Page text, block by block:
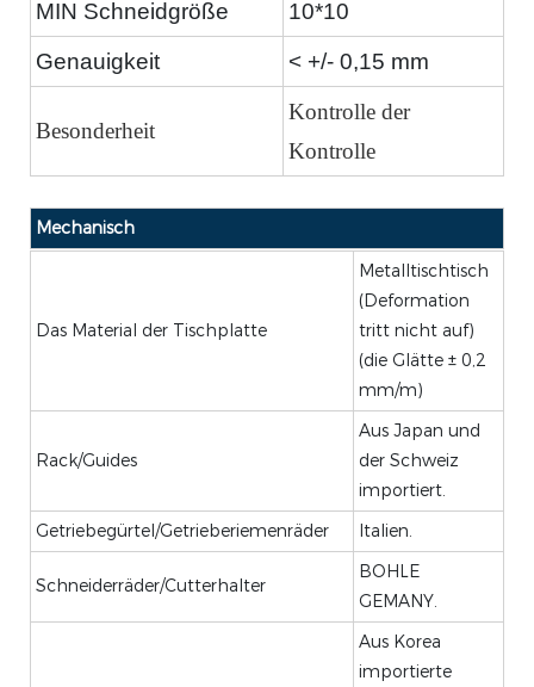
MIN Schneidgröße
10*10
Genauigkeit
< +/- 0,15 mm
Besonderheit
Kontrolle der
Kontrolle
Mechanisch
Das Material der Tischplatte
Metalltischtisch
(Deformation
tritt nicht auf)
(die Glätte ± 0,2
mm/m)
Rack/Guides
Aus Japan und
der Schweiz
importiert.
Getriebegürtel/Getrieberiemenräder
Italien.
Schneiderräder/Cutterhalter
BOHLE
GEMANY.
Aus Korea
importierte